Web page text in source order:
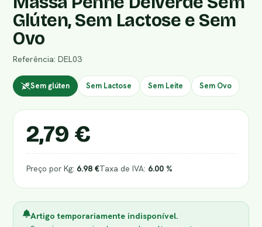
Glúten, Sem Lactose e Sem
Ovo
Referência: DEL03
Sem glúten Sem Lactose Sem Leite Sem Ovo
2,79 €
Preço por Kg: 6.98 €Taxa de IVA: 6.00 %
Artigo temporariamente indisponível.